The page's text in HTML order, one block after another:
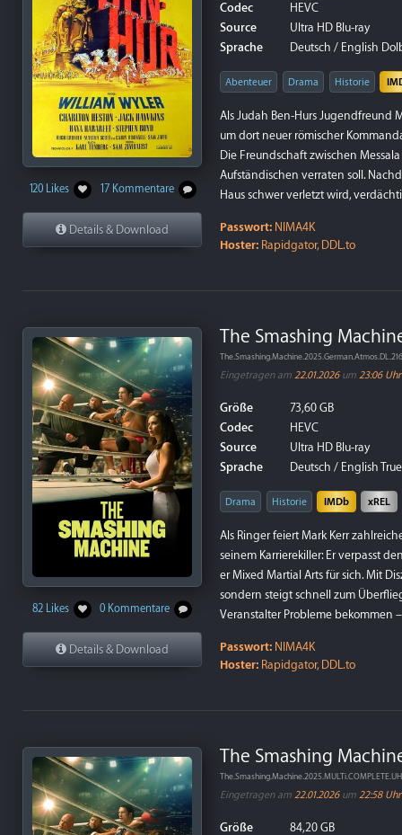
120 Likes 17 Kommentare
Details & Download
Codec
HEVC
Source
Ultra HD Blu-ray
Sprache
Deutsch / English
Abenteuer Drama Historie
Als Judah Ben-Hurs Jugendfreund
um dort neuer römischer
Die Freundschaft zwischen
Aufständischen verraten soll.
Haus schwer verletzt wird,
Passwort: NIMA4K
Hoster: Rapidgator, DDL.to
82 Likes 0 Kommentare
Details & Download
The Smashing
Eingetragen am 22.01.2026um 23:06 Uhr
Größe
73,60 GB
Codec
HEVC
Source
Ultra HD Blu-ray
Sprache
Deutsch / English
Drama Historie IMDb xREL
Als Ringer feiert Mark Kerr
seinem Karrierekiller: Er verpasst
er Mixed Martial Arts für sich. Mit
sondern steigt schnell zum
Veranstalter Probleme bekommen
Passwort: NIMA4K
Hoster: Rapidgator, DDL.to
The Smashing
Eingetragen am 22.01.2026um 22:58 Uhr
Größe
84,20 GB